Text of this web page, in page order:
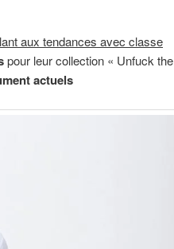
aux tendances avec classe
pour leur collection « Unfuck the
actuels